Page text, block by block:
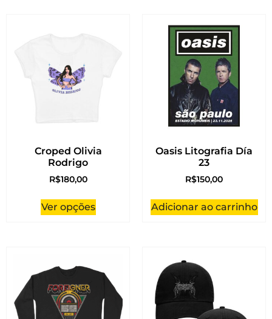
Croped Olivia
Rodrigo
R$180,00
Ver opções
Oasis Litografia Día
23
R$150,00
Adicionar ao carrinho